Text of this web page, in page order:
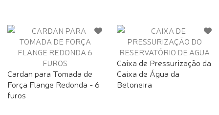
Cardan para Tomada de
Força Flange Redonda - 6
furos
Caixa de Pressurização da
Caixa de Água da
Betoneira